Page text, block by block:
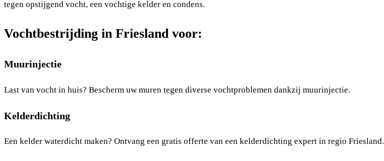
tegen opstijgend vocht, een vochtige kelder en condens.
Vochtbestrijding in Friesland voor:
Muurinjectie
Last van vocht in huis? Bescherm uw muren tegen diverse vochtproblemen dankzij muurinjectie.
Kelderdichting
Een kelder waterdicht maken? Ontvang een gratis offerte van een kelderdichting expert in regio Friesland.